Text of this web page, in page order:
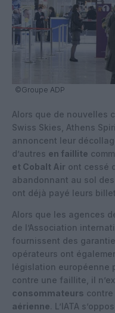
©Groupe ADP
Alors que de nouvelles
Swiss Skies, Athens
annoncent leur
d’autres en faillite
et Cobalt Air ont cessé
abandonnant au sol
ont déjà payé leurs
Alors que les agences
de l’Association
fournissent des
opérateurs ont
législation européenne
contre une faillite, il
consommateurs contre
aérienne. L’IATA